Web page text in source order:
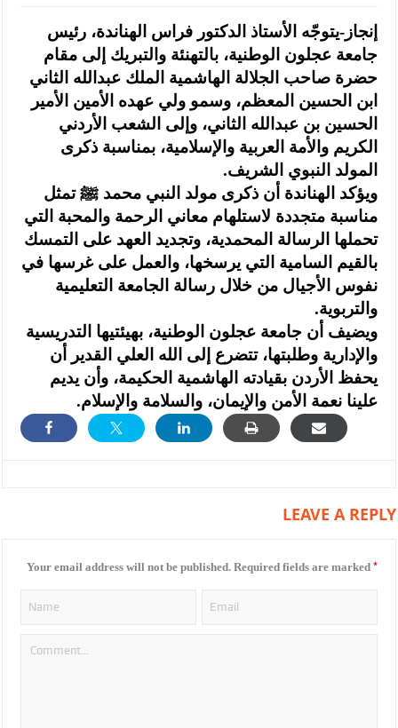
إنجاز-يتوجّه الأستاذ الدكتور فراس الهناندة، رئيس
جامعة عجلون الوطنية، بالتهنئة والتبريك إلى مقام
حضرة صاحب الجلالة الهاشمية الملك عبدالله الثاني
ابن الحسين المعظم، وسمو ولي عهده الأمين الأمير
الحسين بن عبدالله الثاني، وإلى الشعب الأردني
الكريم والأمة العربية والإسلامية، بمناسبة ذكرى
المولد النبوي الشريف.
ويؤكد الهناندة أن ذكرى مولد النبي محمد ﷺ تمثل
مناسبة متجددة لاستلهام معاني الرحمة والمحبة التي
تحملها الرسالة المحمدية، وتجديد العهد على التمسك
بالقيم السامية التي يرسخها، والعمل على غرسها في
نفوس الأجيال من خلال رسالة الجامعة التعليمية
والتربوية.
ويضيف أن جامعة عجلون الوطنية، بهيئتيها التدريسية
والإدارية وطلبتها، تتضرع إلى الله العلي القدير أن
يحفظ الأردن بقيادته الهاشمية الحكيمة، وأن يديم
علينا نعمة الأمن والإيمان، والسلامة والإسلام.
LEAVE A REPLY
Your email address will not be published. Required fields are marked *